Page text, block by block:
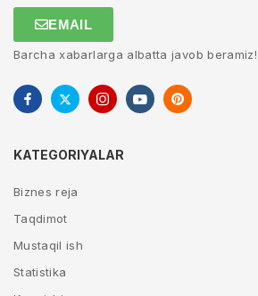
EMAIL
Barcha xabarlarga albatta javob beramiz!
KATEGORIYALAR
Biznes reja
Taqdimot
Mustaqil ish
Statistika